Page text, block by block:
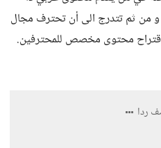
من ثم تتدرج الى أن تحترف مجال
اقتراح محتوى مخصص للمحترفين.
ردا